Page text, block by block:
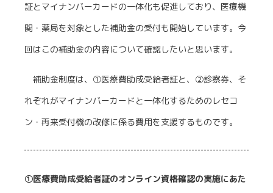
証とマイナンバーカードの一体化も促進しており、医療機
関・薬局を対象とした補助金の受付も開始しています。今
回はこの補助金の内容について確認したいと思います。
補助金制度は、①医療費助成受給者証と、②診察券、そ
れぞれがマイナンバーカードと一体化するためのレセコ
ン・再来受付機の改修に係る費用を支援するものです。
①医療費助成受給者証のオンライン資格確認の実施にあた